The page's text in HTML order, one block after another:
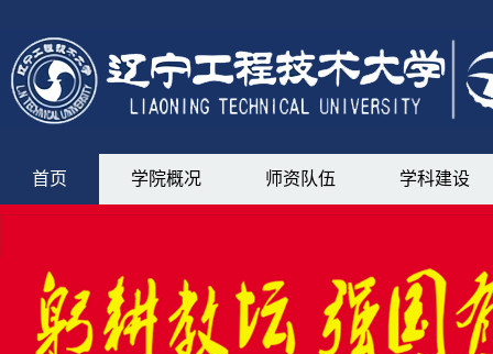
首页 学院概况 师资队伍 学科建设